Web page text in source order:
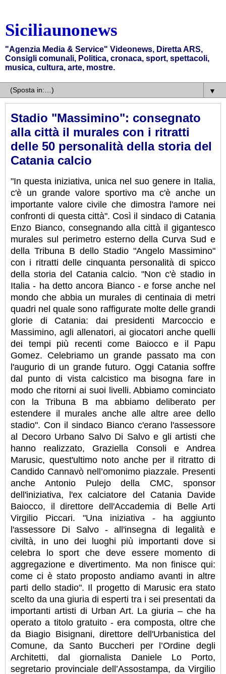
Siciliaunonews
"Agenzia Media & Service" Videonews, Diretta ARS,
Consigli comunali, Politica, cronaca, sport, spettacoli,
musica, cultura, arte, mostre.
▼
Stadio "Massimino": consegnato
alla città il murales con i ritratti
delle 50 personalità della storia del
Catania calcio
"In questa iniziativa, unica nel suo genere in Italia,
c'è un grande valore sportivo ma c'è anche un
importante valore civile che dimostra l'amore nei
confronti di questa città". Così il sindaco di Catania
Enzo Bianco, consegnando alla città il gigantesco
murales sul perimetro esterno della Curva Sud e
della Tribuna B dello Stadio "Angelo Massimino"
con i ritratti delle cinquanta personalità di spicco
della storia del Catania calcio. "Non c'è stadio in
Italia - ha detto ancora Bianco - e forse anche nel
mondo che abbia un murales di centinaia di metri
quadri nel quale sono raffigurate molte delle grandi
glorie di Catania: dai presidenti Marcoccio e
Massimino, agli allenatori, ai giocatori anche quelli
dei tempi più recenti come Baiocco e il Papu
Gomez. Celebriamo un grande passato ma con
l'augurio di un grande futuro. Oggi Catania soffre
dal punto di vista calcistico ma bisogna fare in
modo che ritorni ai suoi livelli. Abbiamo cominciato
con la Tribuna B ma abbiamo deliberato per
estendere il murales anche alle altre aree dello
stadio". Con il sindaco Bianco c'erano l'assessore
al Decoro Urbano Salvo Di Salvo e gli artisti che
hanno realizzato, Graziella Consoli e Andrea
Marusic, quest'ultimo noto anche per il ritratto di
Candido Cannavò nell’omonimo piazzale. Presenti
anche Antonio Pulejo della CMC, sponsor
dell'iniziativa, l'ex calciatore del Catania Davide
Baiocco, il direttore dell'Accademia di Belle Arti
Virgilio Piccari. "Una iniziativa - ha aggiunto
l'assessore Di Salvo - all'insegna di legalità e
civiltà, in uno dei luoghi più importanti dove si
celebra lo sport che deve essere momento di
aggregazione e divertimento. Ma non finisce qui:
come ci è stato proposto andiamo avanti in altre
parti dello stadio". Il progetto di Marusic era stato
scelto da una giuria di esperti tra i sei presentati da
importanti artisti di Urban Art. La giuria – che ha
operato a titolo gratuito - era composta, oltre che
da Biagio Bisignani, direttore dell'Urbanistica del
Comune, da Santo Buccheri per l’Ordine degli
Architetti, dal giornalista Daniele Lo Porto,
segretario provinciale dell’Assostampa, da Virgilio